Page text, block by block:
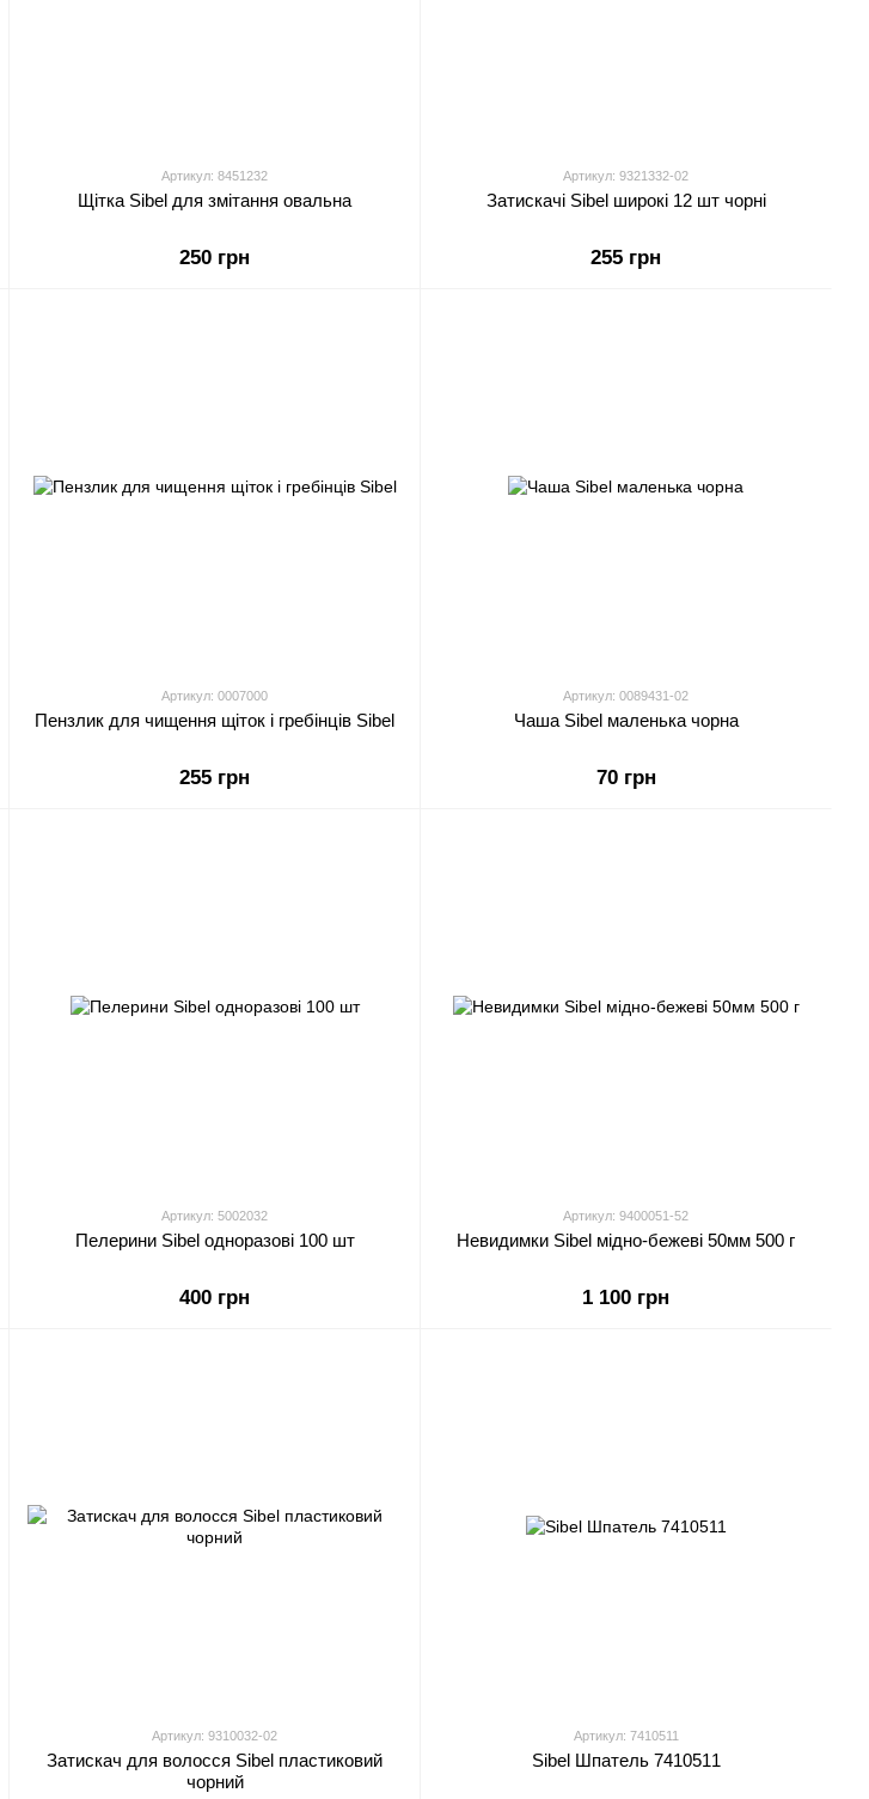
Артикул: 8451232
Щітка Sibel для змітання овальна
250 грн
Артикул: 9321332-02
Затискачі Sibel широкі 12 шт чорні
255 грн
Артикул: 0007000
Пензлик для чищення щіток і гребінців Sibel
255 грн
Артикул: 0089431-02
Чаша Sibel маленька чорна
70 грн
Артикул: 5002032
Пелерини Sibel одноразові 100 шт
400 грн
Артикул: 9400051-52
Невидимки Sibel мідно-бежеві 50мм 500 г
1 100 грн
Артикул: 9310032-02
Затискач для волосся Sibel пластиковий
чорний
Артикул: 7410511
Sibel Шпатель 7410511